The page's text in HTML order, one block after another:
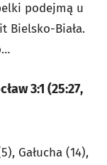
podejmą u
Bielsko-Biała.
3:1 (25:27,
Gałucha (14),